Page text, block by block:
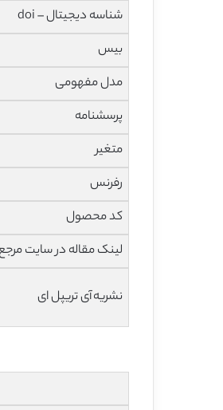
شناسه دیجیتال – doi
بیس
مدل مفهومی
پرسشنامه
متغیر
رفرنس
کد محصول
لینک مقاله در سایت مرجع
نشریه آی تریپل ای